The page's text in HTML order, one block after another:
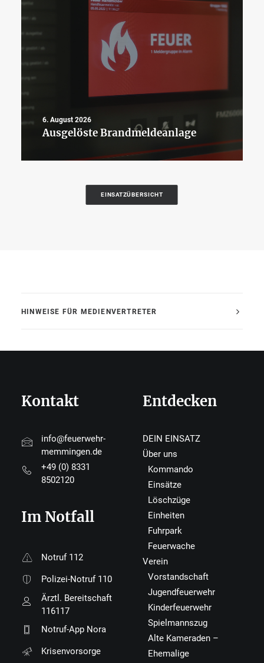
6. August 2026
Ausgelöste Brandmeldeanlage
EINSATZÜBERSICHT
HINWEISE FÜR MEDIENVERTRETER
Kontakt
info@feuerwehr-
memmingen.de
+49 (0) 8331
8502120
Im Notfall
Notruf 112
Polizei-Notruf 110
Ärztl. Bereitschaft
116117
Notruf-App Nora
Krisenvorsorge
Entdecken
DEIN EINSATZ
Über uns
Kommando
Einsätze
Löschzüge
Einheiten
Fuhrpark
Feuerwache
Verein
Vorstandschaft
Jugendfeuerwehr
Kinderfeuerwehr
Spielmannszug
Alte Kameraden –
Ehemalige